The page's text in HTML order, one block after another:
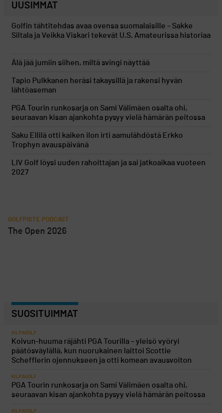
UUSIMMAT
Golfin tähtitehdas avaa ovensa suomalaisille – Sakke
Siltala ja Veikka Viskari tekevät U.S. Amateurissa historiaa
Älä jää jumiin siihen, miltä svingi näyttää
Tapio Pulkkanen heräsi takaysillä ja rakensi hyvän
lähtöaseman
PGA Tourin runkosarja on Sami Välimäen osalta ohi,
seuraavan kisan ajankohta pysyy vielä hämärän peitossa
Saku Ellilä otti kaiken ilon irti aamulähdöstä Erkko
Trophyn avauspäivänä
LIV Golf löysi uuden rahoittajan ja sai jatkoaikaa vuoteen
2027
GOLFPISTE PODCAST
The Open 2026
SUOSITUIMMAT
KILPAGOLF
Koivun-huuma räjähti PGA Tourilla – yleisö vyöryi
päätösväylällä, kun nuorukainen laittoi Scottie
Schefflerin ojennukseen ja otti komean avausvoiton
KILPAGOLF
PGA Tourin runkosarja on Sami Välimäen osalta ohi,
seuraavan kisan ajankohta pysyy vielä hämärän peitossa
KILPAGOLF